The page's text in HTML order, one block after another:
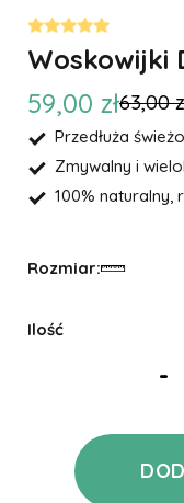
Woskowijki
59,00 zł63,00
Przedłuża
Zmywalny i
100% naturalny,
Rozmiar:
Ilość
-